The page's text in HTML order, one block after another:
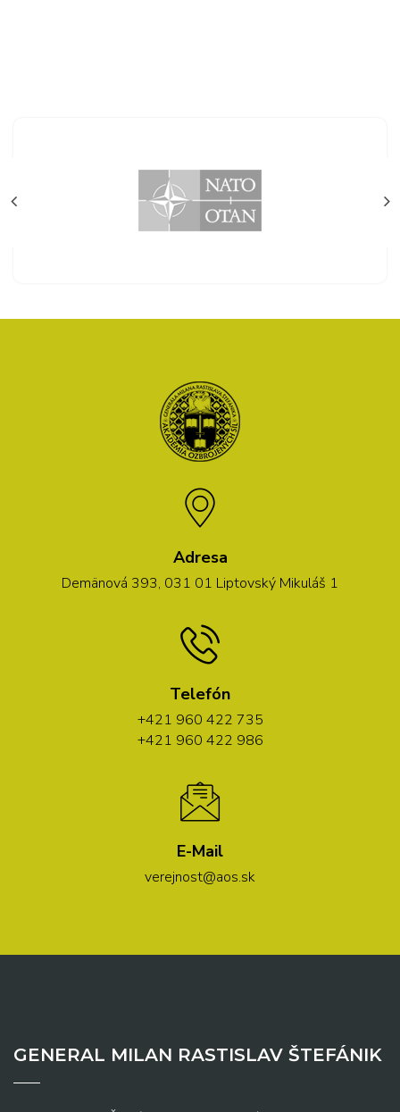
Adresa
Demänová 393, 031 01 Liptovský Mikuláš 1
Telefón
+421 960 422 735
+421 960 422 986
E-Mail
verejnost@aos.sk
GENERAL MILAN RASTISLAV ŠTEFÁNIK